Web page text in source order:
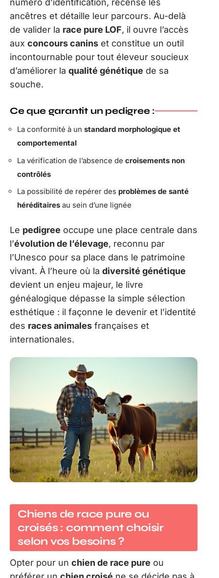
numéro d’identification, recense les
ancêtres et détaille leur parcours. Au-delà
de valider la race pure LOF, il ouvre l’accès
aux concours canins et constitue un outil
incontournable pour tout éleveur soucieux
d’améliorer la qualité génétique de sa
souche.
Ce que garantit un pedigree :
La conformité à un standard morphologique et
comportemental
La vérification de l’absence de croisements non
contrôlés
La possibilité de repérer des problèmes de santé
héréditaires au sein d’une lignée
Le pedigree occupe une place centrale dans
l’évolution de l’élevage, reconnu par
l’Unesco pour sa place dans le patrimoine
vivant. À l’heure où la diversité génétique
devient un enjeu majeur, le livre
généalogique dépasse la simple sélection
esthétique : il façonne le devenir et l’identité
des races animales françaises et
internationales.
Chiens de race pure ou
croisés : comment choisir
selon vos besoins ?
Opter pour un chien de race pure ou